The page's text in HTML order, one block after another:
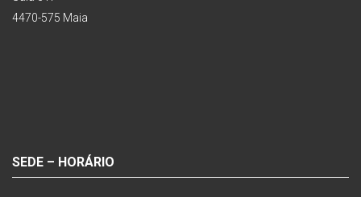
4470-575 Maia
SEDE – HORÁRIO